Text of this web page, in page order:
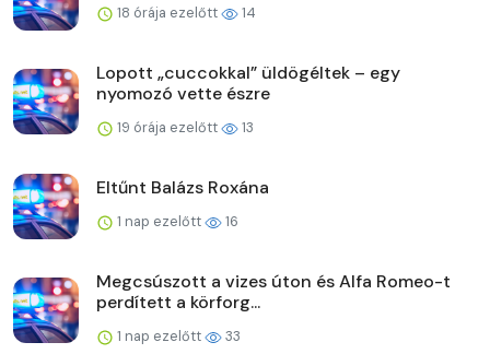
18 órája ezelőtt 14
Lopott „cuccokkal” üldögéltek – egy
nyomozó vette észre
19 órája ezelőtt 13
Eltűnt Balázs Roxána
1 nap ezelőtt 16
Megcsúszott a vizes úton és Alfa Romeo-t
perdített a körforg...
1 nap ezelőtt 33